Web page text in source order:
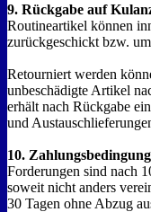
9. Rückgabe auf
Routineartikel können
zurückgeschickt bzw.
Retourniert werden
unbeschädigte Artikel
erhält nach Rückgabe
und
10.
Forderungen sind nach
soweit nicht anders
30 Tagen ohne Abzug